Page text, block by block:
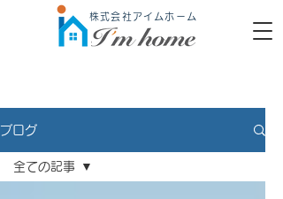
株式会社アイムホーム
ブログ
全ての記事